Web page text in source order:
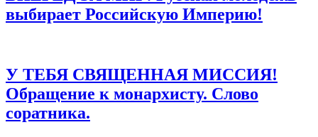
выбирает Российскую Империю!
У ТЕБЯ СВЯЩЕННАЯ МИССИЯ!
Обращение к монархисту. Слово
соратника.